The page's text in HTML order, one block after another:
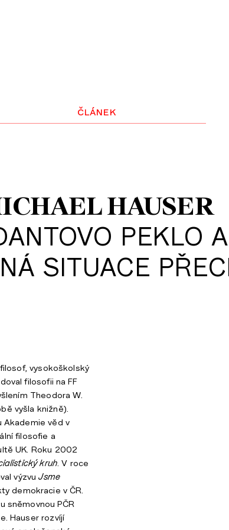
článek
HAUSER
PEKLO A
SITUACE
vysokoškolský
filosofii na FF
Theodora W.
vyšla knižně).
Akademie věd v
filosofie a
UK. Roku 2002
kruh . V roce
výzvuJsme
demokracie v ČR.
sněmovnou PČR
Hauser rozvíjí